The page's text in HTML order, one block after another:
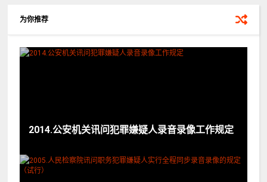
为你推荐
2014.公安机关讯问犯罪嫌疑人录音录像工作规定